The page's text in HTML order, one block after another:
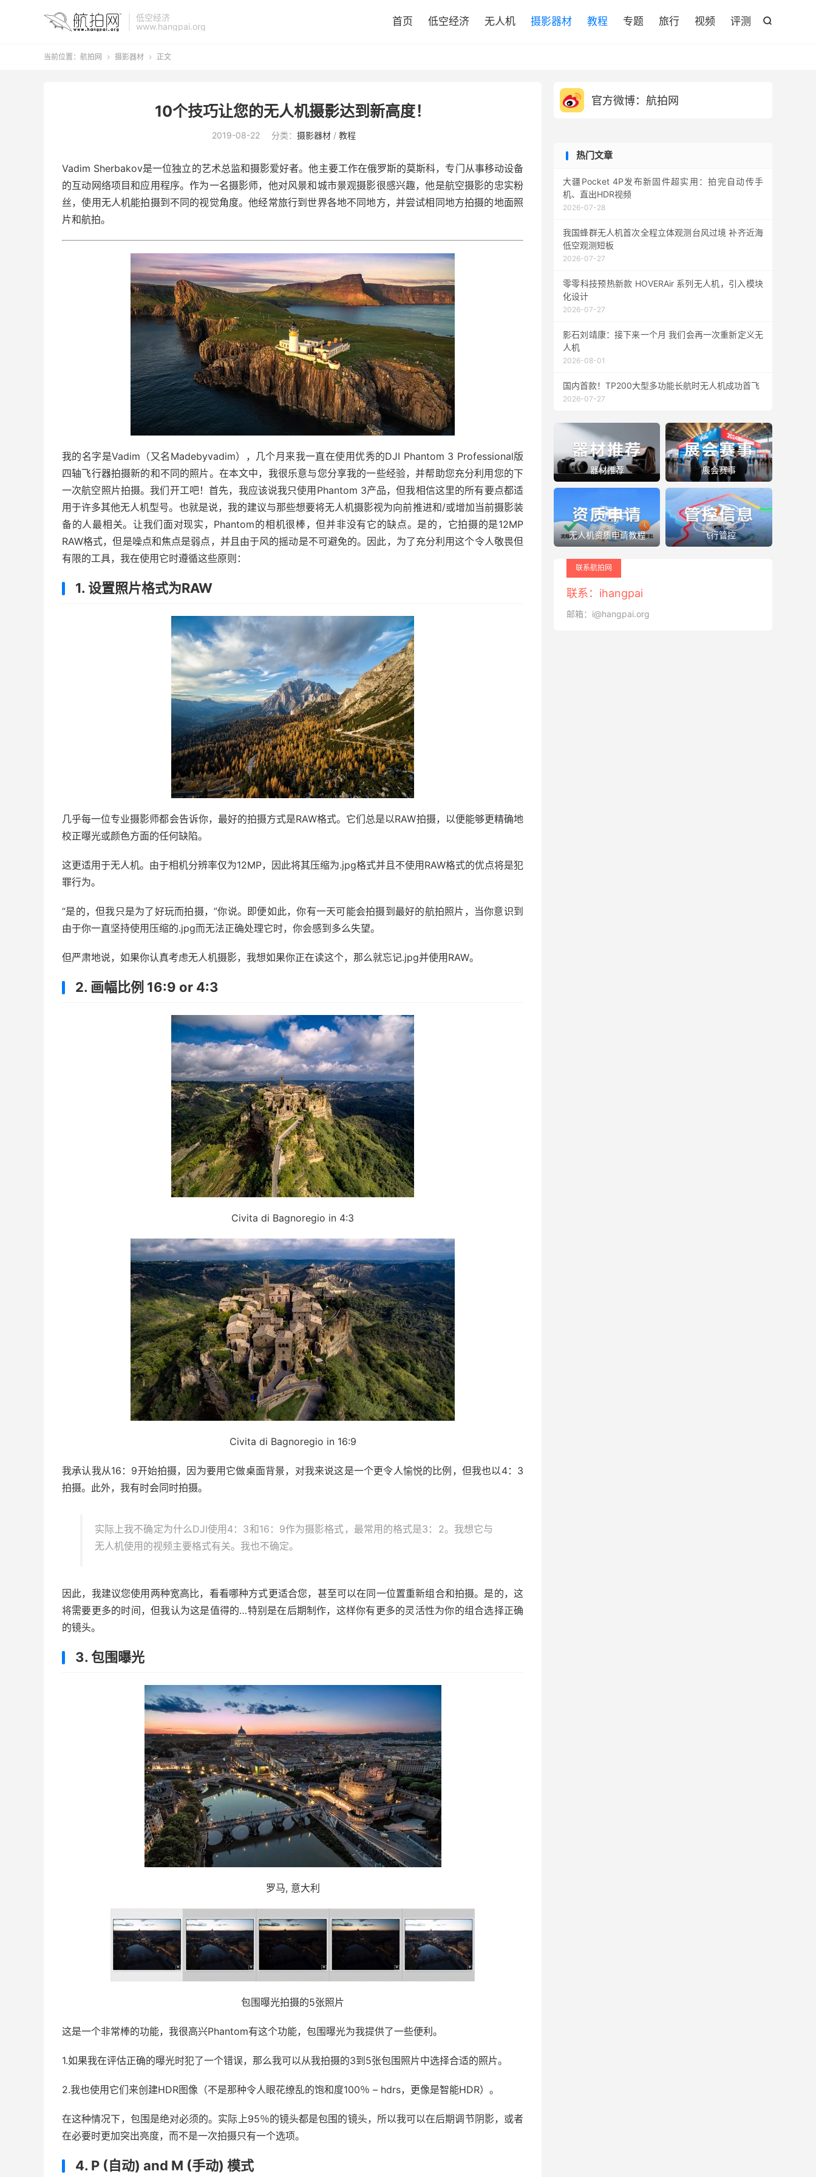
低空经济
www.hangpai.org

首页 低空经济 无人机 摄影器材 教程 专题 旅行 视频 评测
当前位置： 航拍网  摄影器材  正文
10个技巧让您的无人机摄影达到新高度！
2019-08-22 分类： 摄影器材/ 教程
Vadim Sherbakov是一位独立的艺术总监和摄影爱好者。他主要工作在俄罗斯的莫斯科，专门从事移动设备
的互动网络项目和应用程序。作为一名摄影师，他对风景和城市景观摄影很感兴趣，他是航空摄影的忠实粉
丝，使用无人机能拍摄到不同的视觉角度。他经常旅行到世界各地不同地方，并尝试相同地方拍摄的地面照
片和航拍。
我的名字是Vadim（又名Madebyvadim），几个月来我一直在使用优秀的DJI Phantom 3 Professional版
四轴飞行器拍摄新的和不同的照片。在本文中，我很乐意与您分享我的一些经验，并帮助您充分利用您的下
一次航空照片拍摄。我们开工吧！首先，我应该说我只使用Phantom 3产品，但我相信这里的所有要点都适
用于许多其他无人机型号。也就是说，我的建议与那些想要将无人机摄影视为向前推进和/或增加当前摄影装
备的人最相关。让我们面对现实，Phantom的相机很棒，但并非没有它的缺点。是的，它拍摄的是12MP
RAW格式，但是噪点和焦点是弱点，并且由于风的摇动是不可避免的。因此，为了充分利用这个令人敬畏但
有限的工具，我在使用它时遵循这些原则：
1. 设置照片格式为RAW
几乎每一位专业摄影师都会告诉你，最好的拍摄方式是RAW格式。它们总是以RAW拍摄，以便能够更精确地
校正曝光或颜色方面的任何缺陷。
这更适用于无人机。由于相机分辨率仅为12MP，因此将其压缩为.jpg格式并且不使用RAW格式的优点将是犯
罪行为。
“是的，但我只是为了好玩而拍摄，”你说。即便如此，你有一天可能会拍摄到最好的航拍照片，当你意识到
由于你一直坚持使用压缩的.jpg而无法正确处理它时，你会感到多么失望。
但严肃地说，如果你认真考虑无人机摄影，我想如果你正在读这个，那么就忘记.jpg并使用RAW。
2. 画幅比例 16:9 or 4:3
Civita di Bagnoregio in 4:3
Civita di Bagnoregio in 16:9
我承认我从16：9开始拍摄，因为要用它做桌面背景，对我来说这是一个更令人愉悦的比例，但我也以4：3
拍摄。此外，我有时会同时拍摄。
实际上我不确定为什么DJI使用4：3和16：9作为摄影格式，最常用的格式是3：2。我想它与
无人机使用的视频主要格式有关。我也不确定。
因此，我建议您使用两种宽高比，看看哪种方式更适合您，甚至可以在同一位置重新组合和拍摄。是的，这
将需要更多的时间，但我认为这是值得的…特别是在后期制作，这样你有更多的灵活性为你的组合选择正确
的镜头。
3. 包围曝光
罗马, 意大利
包围曝光拍摄的5张照片
这是一个非常棒的功能，我很高兴Phantom有这个功能，包围曝光为我提供了一些便利。
1.如果我在评估正确的曝光时犯了一个错误，那么我可以从我拍摄的3到5张包围照片中选择合适的照片。
2.我也使用它们来创建HDR图像（不是那种令人眼花缭乱的饱和度100％ – hdrs，更像是智能HDR）。
在这种情况下，包围是绝对必须的。实际上95％的镜头都是包围的镜头，所以我可以在后期调节阴影，或者
在必要时更加突出亮度，而不是一次拍摄只有一个选项。
4. P (自动) and M (手动) 模式
官方微博：航拍网
热门文章
大疆Pocket 4P发布新固件超实用：拍完自动传手
机、直出HDR视频
2026-07-28
我国蜂群无人机首次全程立体观测台风过境 补齐近海
低空观测短板
2026-07-27
零零科技预热新款 HOVERAir 系列无人机，引入模块
化设计
2026-07-27
影石刘靖康：接下来一个月 我们会再一次重新定义无
人机
2026-08-01
国内首款！TP200大型多功能长航时无人机成功首飞
2026-07-27
器材推荐 展会赛事
无人机资质申请教程 飞行管控
联系航拍网
联系：ihangpai
邮箱：i@hangpai.org